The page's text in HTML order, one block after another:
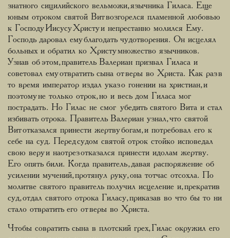
знатного сицилийского вельможи, язычника Гиласа. Еще
юным отроком святой Вит возгорелся пламенной любовью
к Господу Иисусу Христу и непрестанно молился Ему.
Господь даровал ему благодать чудотворения. Он исцелял
больных и обратил ко Христу множество язычников.
Узнав об этом, правитель Валериан призвал Гиласа и
советовал ему отвратить сына от веры во Христа. Как раз в
то время император издал указ о гонении на христиан, и
поэтому не только отрок, но и весь дом Гиласа мог
пострадать. Но Гилас не смог убедить святого Вита и стал
избивать отрока. Правитель Валериан узнал, что святой
Вит отказался принести жертву богам, и потребовал его к
себе на суд. Перед судом святой отрок стойко исповедал
свою веру и наотрез отказался принести идолам жертву.
Его опять били. Когда правитель, давая распоряжение об
усилении мучений, протянул руку, она тотчас отсохла. По
молитве святого правитель получил исцеление и, прекратив
суд, отдал святого отрока Гиласу, приказав во что бы то ни
стало отвратить его от веры во Христа.
Чтобы совратить сына в плотский грех, Гилас окружил его